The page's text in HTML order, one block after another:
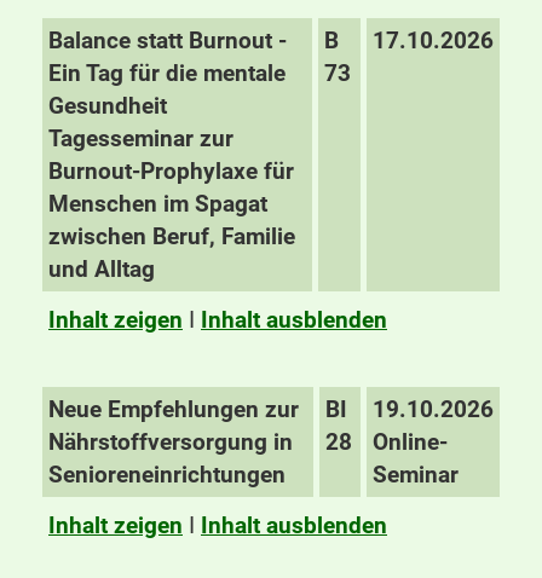
Balance statt Burnout -
Ein Tag für die mentale
Gesundheit
Tagesseminar zur
Burnout-Prophylaxe für
Menschen im Spagat
zwischen Beruf, Familie
und Alltag
B
73
17.10.2026
Inhalt zeigen I Inhalt ausblenden
Neue Empfehlungen zur
Nährstoffversorgung in
Senioreneinrichtungen
BI
28
19.10.2026
Online-
Seminar
Inhalt zeigen I Inhalt ausblenden